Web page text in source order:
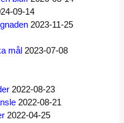
09-14
2023-11-25
mål 2023-07-08
2022-08-23
2022-08-21
2022-04-25